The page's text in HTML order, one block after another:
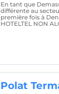
En tant que
différente au
première fois à
HOTELTEL NON
Polat